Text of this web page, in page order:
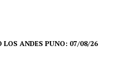
LOS ANDES PUNO: 07/08/26